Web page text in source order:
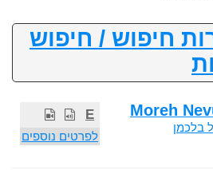
חיפוש / חיפוש
E
לפרטים נוספים
Moreh
בלכמן